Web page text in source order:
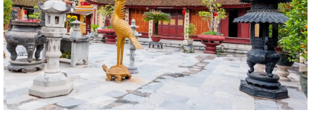
Quyết định về việc thu hồi đất để thực hiện Dự án đầu tư xây dựng cơ
sở hạ tầng khu tái định cư tại...
Quyết định về việc thu hồi đất để thực hiện Dự án đầu tư xây dựng cơ
sở hạ tầng khu tái định cư tại...
Quyết định về việc thu hồi đất để thực hiện Dự án đầu tư xây dựng cơ